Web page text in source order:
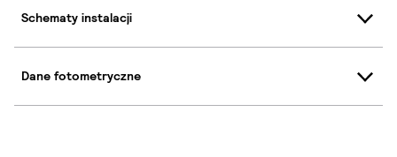
Schematy instalacji
Dane fotometryczne